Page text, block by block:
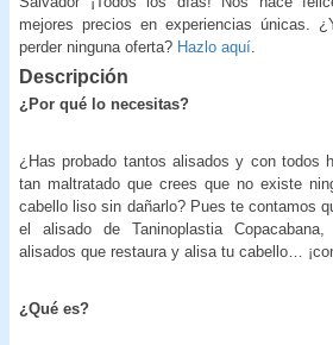
mejores precios en experiencias únicas.
perder ninguna oferta? Hazlo aquí
Descripción
¿Por qué lo necesitas?
¿Has probado tantos alisados y con todos
tan maltratado que crees que no existe
cabello liso sin dañarlo? Pues te contamos
el alisado de Taninoplastia
alisados que restaura y alisa tu cabello…
¿Qué es?